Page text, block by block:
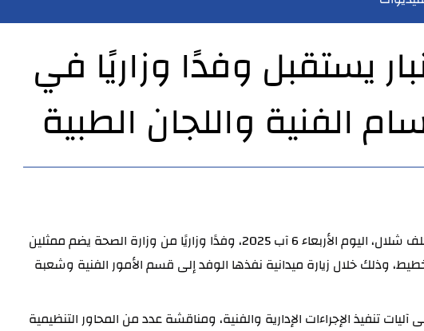
يستقبل وفدًا وزاريًا في
الفنية واللجان الطبية